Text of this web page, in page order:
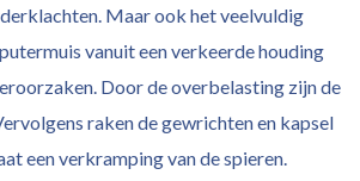
Maar ook het veelvuldig
vanuit een verkeerde houding
Door de overbelasting zijn de
raken de gewrichten en kapsel
een verkramping van de spieren.